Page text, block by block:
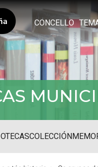
CONCELLO
COLECCIÓN